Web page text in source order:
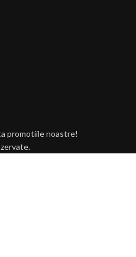
promotiile noastre!